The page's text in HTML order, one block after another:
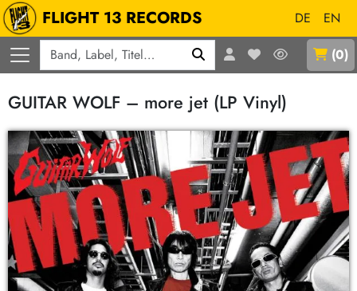
FLIGHT 13 RECORDS DE
EN
(0)
GUITAR WOLF – more jet (LP Vinyl)